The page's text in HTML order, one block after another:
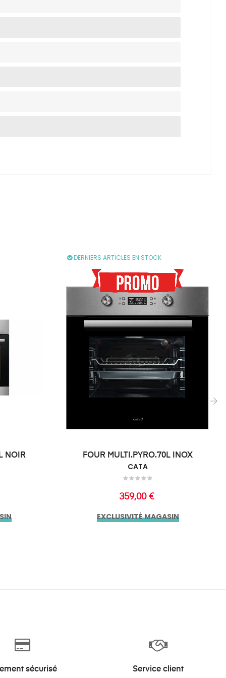
FOUR MULTI.PYRO.72L NOIR
DERNIERS ARTICLES EN STOCK
FOUR MULTI.PYRO.70L INOX
CATA
Prix
359,00 €
EXCLUSIVITÉ MAGASIN
sécurisé Service client